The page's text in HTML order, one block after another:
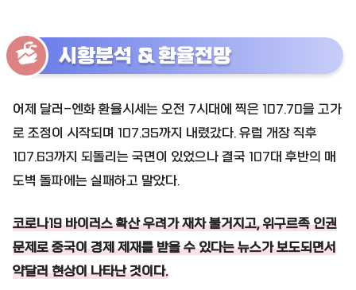
시황분석 & 환율전망
어제 달러-엔화 환율시세는 오전 7시대에 찍은 107.70을 고가
로 조정이 시작되며 107.35까지 내렸갔다. 유럽 개장 직후
107.63까지 되돌리는 국면이 있었으나 결국 107대 후반의 매
도벽 돌파에는 실패하고 말았다.
코로나19 바이러스 확산 우려가 재차 불거지고, 위구르족 인권
문제로 중국이 경제 제재를 받을 수 있다는 뉴스가 보도되면서
약달러 현상이 나타난 것이다.